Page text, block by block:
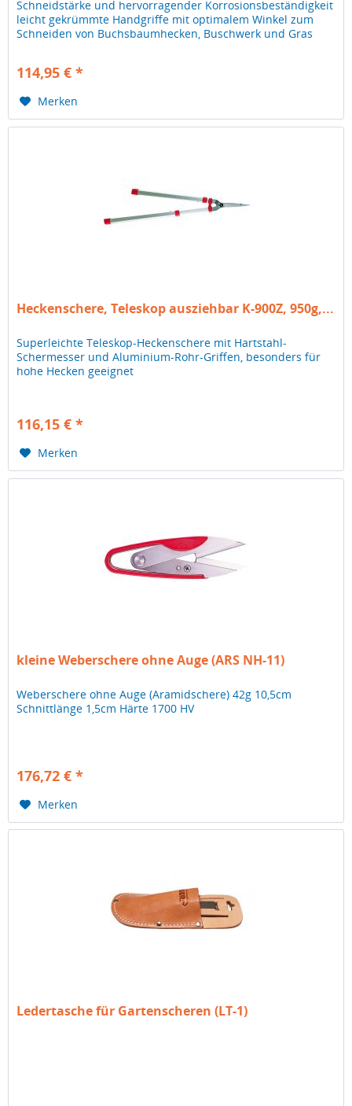
Schneidstärke und hervorragender Korrosionsbeständigkeit
leicht gekrümmte Handgriffe mit optimalem Winkel zum
Schneiden von Buchsbaumhecken, Buschwerk und Gras
114,95 € *
Merken
Heckenschere, Teleskop ausziehbar K-900Z, 950g,...
Superleichte Teleskop-Heckenschere mit Hartstahl-
Schermesser und Aluminium-Rohr-Griffen, besonders für
hohe Hecken geeignet
116,15 € *
Merken
kleine Weberschere ohne Auge (ARS NH-11)
Weberschere ohne Auge (Aramidschere) 42g 10,5cm
Schnittlänge 1,5cm Härte 1700 HV
176,72 € *
Merken
Ledertasche für Gartenscheren (LT-1)